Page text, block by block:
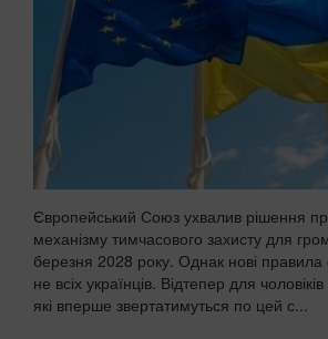
Європейський Союз ухвалив рішення
механізму тимчасового захисту для
березня 2028 року. Однак нові правила
не всіх українців. Відтепер для
які вперше звертатимуться по цей с...